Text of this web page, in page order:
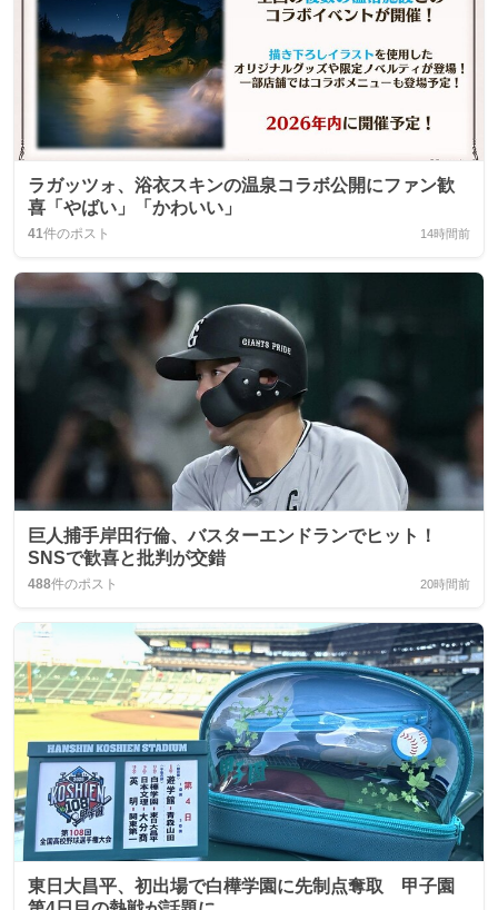
ラガッツォ、浴衣スキンの温泉コラボ公開にファン歓
喜「やばい」「かわいい」
41件のポスト 14時間前
巨人捕手岸田行倫、バスターエンドランでヒット！
SNSで歓喜と批判が交錯
488件のポスト 20時間前
東日大昌平、初出場で白樺学園に先制点奪取 甲子園